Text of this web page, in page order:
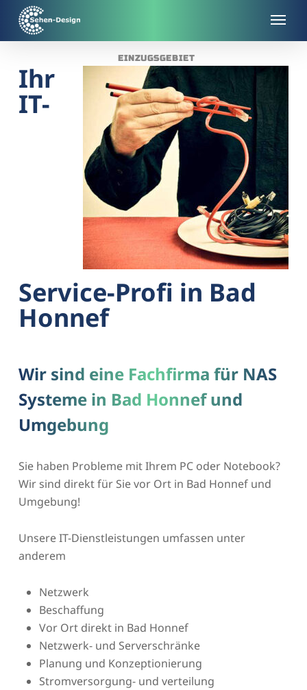
main
EINZUGSGEBIET
Ihr
IT-
Service-Profi in Bad
Honnef
Wir sind eine Fachfirma für NAS
Systeme in Bad Honnef und
Umgebung
Sie haben Probleme mit Ihrem PC oder Notebook?
Wir sind direkt für Sie vor Ort in Bad Honnef und
Umgebung!
Unsere IT-Dienstleistungen umfassen unter
anderem
Netzwerk
Beschaffung
Vor Ort direkt in Bad Honnef
Netzwerk- und Serverschränke
Planung und Konzeptionierung
Stromversorgung- und verteilung